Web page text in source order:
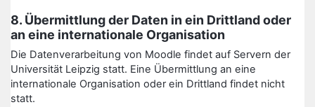
8. Übermittlung der Daten in ein Drittland oder
an eine internationale Organisation
Die Datenverarbeitung von Moodle findet auf Servern der
Universität Leipzig statt. Eine Übermittlung an eine
internationale Organisation oder ein Drittland findet nicht
statt.